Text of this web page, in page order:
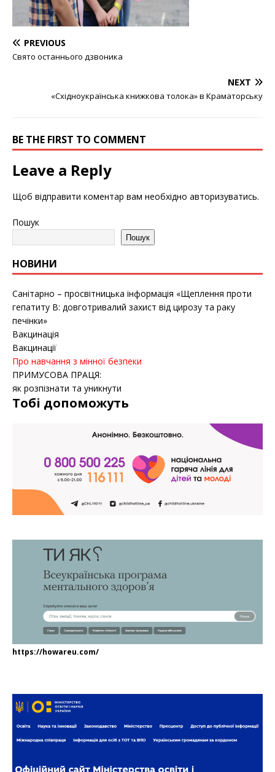
PREVIOUS
Свято останнього дзвоника
NEXT
«Східноукраїнська книжкова толока» в Краматорську
BE THE FIRST TO COMMENT
Leave a Reply
Щоб відправити коментар вам необхідно авторизуватись.
Пошук
Пошук
НОВИНИ
Санітарно – просвітницька інформація «Щеплення проти
гепатиту B: довготривалий захист від цирозу та раку
печінки»
Вакцинація
Вакцинації
Про навчання з мінної безпеки
ПРИМУСОВА ПРАЦЯ:
як розпізнати та уникнути
Тобі допоможуть
https://howareu.com/